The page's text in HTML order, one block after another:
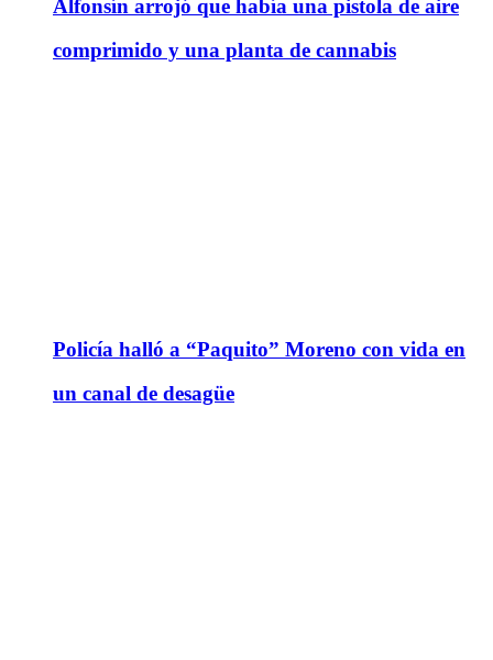
Alfonsín arrojó que había una pistola de aire
comprimido y una planta de cannabis
Policía halló a “Paquito” Moreno con vida en
un canal de desagüe